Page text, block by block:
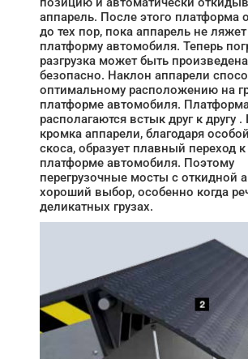
аппарель. После этого платформа
до тех пор, пока аппарель не
платформу автомобиля. Теперь
разгрузка может быть
безопасно. Наклон аппарели
оптимальному расположению на
платформе автомобиля.
располагаются встык друг к другу
кромка аппарели, благодаря
скоса, образует плавный переход к
платформе автомобиля. Поэтому
перегрузочные мосты с откидной
хороший выбор, особенно когда
деликатных грузах.